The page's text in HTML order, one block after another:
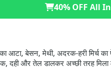
40% OFF All
आटा, बेसन, मेथी, अदरक-हरी मिर्च का
दही और तेल डालकर अच्छी तरह